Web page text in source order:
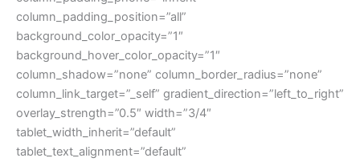
column_padding_position=”all”
background_color_opacity=”1″
background_hover_color_opacity=”1″
column_shadow=”none” column_border_radius=”none”
column_link_target=”_self” gradient_direction=”left_to_right”
overlay_strength=”0.5″ width=”3/4″
tablet_width_inherit=”default”
tablet_text_alignment=”default”